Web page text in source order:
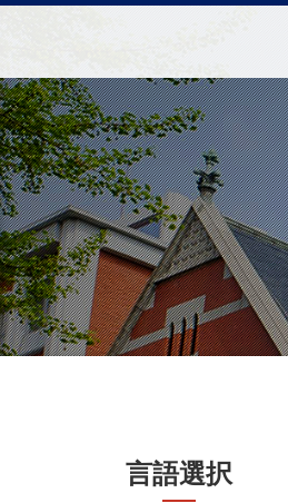
言語選択